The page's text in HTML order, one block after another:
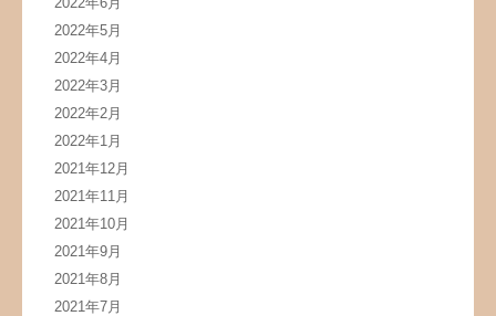
2022年5月
2022年4月
2022年3月
2022年2月
2022年1月
2021年12月
2021年11月
2021年10月
2021年9月
2021年8月
2021年7月